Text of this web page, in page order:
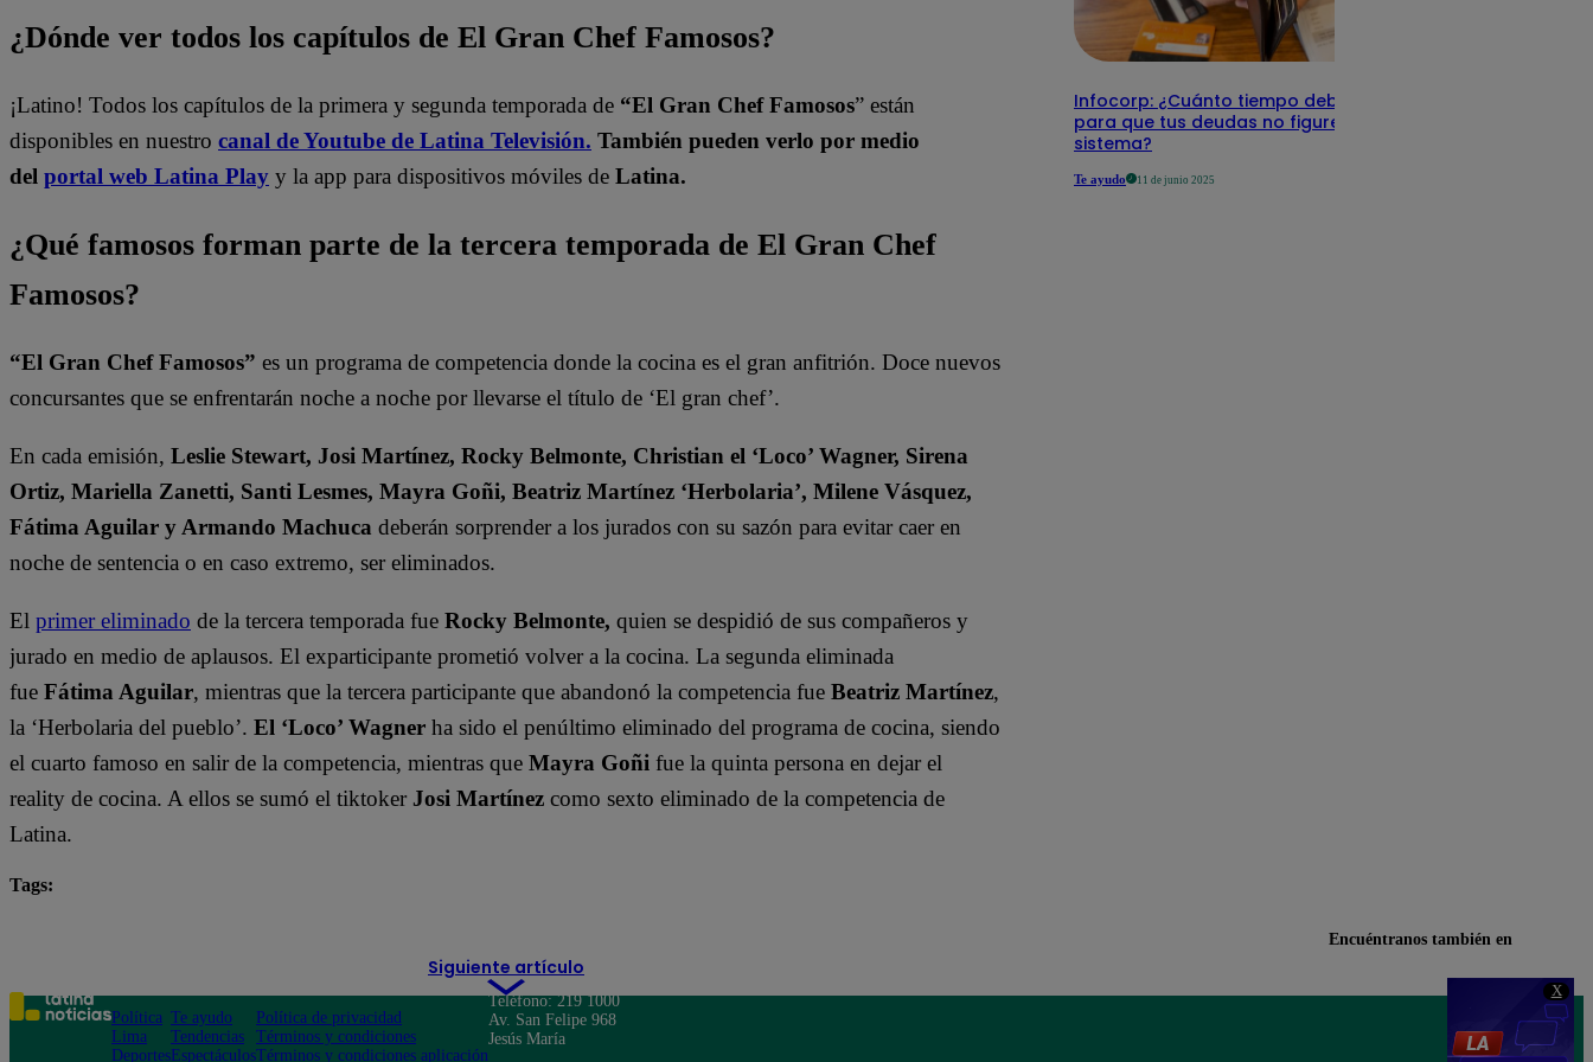
X
¿Dónde ver todos los capítulos de El Gran Chef Famosos?
¡Latino! Todos los capítulos de la primera y segunda temporada de “El Gran Chef Famosos” están
disponibles en nuestro canal de Youtube de Latina Televisión. También pueden verlo por medio
del portal web Latina Play y la app para dispositivos móviles de Latina.
¿Qué famosos forman parte de la tercera temporada de El Gran Chef
Famosos?
“El Gran Chef Famosos” es un programa de competencia donde la cocina es el gran anfitrión. Doce nuevos
concursantes que se enfrentarán noche a noche por llevarse el título de ‘El gran chef’.
En cada emisión, Leslie Stewart, Josi Martínez, Rocky Belmonte, Christian el ‘Loco’ Wagner, Sirena
Ortiz, Mariella Zanetti, Santi Lesmes, Mayra Goñi, Beatriz Martínez ‘Herbolaria’, Milene Vásquez,
Fátima Aguilar y Armando Machuca deberán sorprender a los jurados con su sazón para evitar caer en
noche de sentencia o en caso extremo, ser eliminados.
El primer eliminado de la tercera temporada fue Rocky Belmonte, quien se despidió de sus compañeros y
jurado en medio de aplausos. El exparticipante prometió volver a la cocina. La segunda eliminada
fue Fátima Aguilar, mientras que la tercera participante que abandonó la competencia fue Beatriz Martínez,
la ‘Herbolaria del pueblo’. El ‘Loco’ Wagner ha sido el penúltimo eliminado del programa de cocina, siendo
el cuarto famoso en salir de la competencia, mientras que Mayra Goñi fue la quinta persona en dejar el
reality de cocina. A ellos se sumó el tiktoker Josi Martínez como sexto eliminado de la competencia de
Latina.
Tags:
Siguiente artículo
Infocorp: ¿Cuánto tiempo debe pasar
para que tus deudas no figuren en su
sistema?
Te ayudo 11 de junio 2025
Encuéntranos también en
Política
Lima
Deportes
Te ayudo
Tendencias
Espectáculos
Política de privacidad
Términos y condiciones
Términos y condiciones aplicación
Teléfono: 219 1000
Av. San Felipe 968
Jesús María